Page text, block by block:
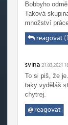
Bobbyho
Taková
množství
reagovat
svina 21.03.2021
To si piš, že
taky vyděláš
chytrej.
@reagovat